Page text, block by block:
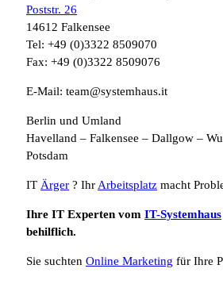
Poststr. 26
14612 Falkensee
Tel: +49 (0)3322 8509070
Fax: +49 (0)3322 8509076
E-Mail: team@systemhaus.it
Berlin und Umland
Havelland – Falkensee – Dallgow –
Potsdam
IT Ärger ? IhrArbeitsplatz macht
Ihre IT Experten vom IT-Systemhaus
behilflich.
Sie suchten Online Marketing für Ihre